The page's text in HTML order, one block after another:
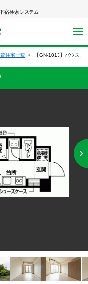
宿検索システム
住宅一覧 【GN-1013】バウスク